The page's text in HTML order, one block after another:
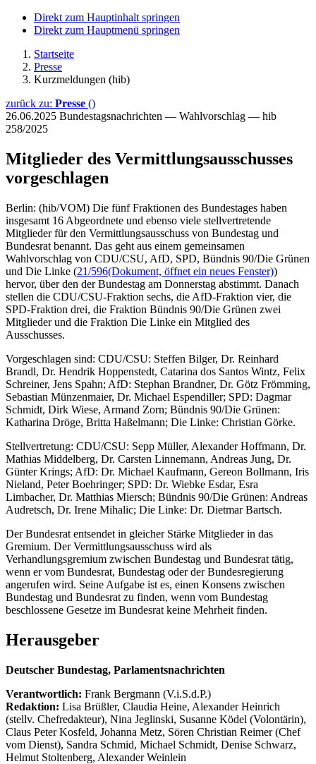
Direkt zum Hauptinhalt springen
Direkt zum Hauptmenü springen
Startseite
Presse
Kurzmeldungen (hib)
zurück zu: Presse ()
26.06.2025 Bundestagsnachrichten — Wahlvorschlag — hib
258/2025
Mitglieder des Vermittlungsausschusses
vorgeschlagen
Berlin: (hib/VOM) Die fünf Fraktionen des Bundestages haben
insgesamt 16 Abgeordnete und ebenso viele stellvertretende
Mitglieder für den Vermittlungsausschuss von Bundestag und
Bundesrat benannt. Das geht aus einem gemeinsamen
Wahlvorschlag von CDU/CSU, AfD, SPD, Bündnis 90/Die Grünen
und Die Linke (21/596(Dokument, öffnet ein neues Fenster))
hervor, über den der Bundestag am Donnerstag abstimmt. Danach
stellen die CDU/CSU-Fraktion sechs, die AfD-Fraktion vier, die
SPD-Fraktion drei, die Fraktion Bündnis 90/Die Grünen zwei
Mitglieder und die Fraktion Die Linke ein Mitglied des
Ausschusses.
Vorgeschlagen sind: CDU/CSU: Steffen Bilger, Dr. Reinhard
Brandl, Dr. Hendrik Hoppenstedt, Catarina dos Santos Wintz, Felix
Schreiner, Jens Spahn; AfD: Stephan Brandner, Dr. Götz Frömming,
Sebastian Münzenmaier, Dr. Michael Espendiller; SPD: Dagmar
Schmidt, Dirk Wiese, Armand Zorn; Bündnis 90/Die Grünen:
Katharina Dröge, Britta Haßelmann; Die Linke: Christian Görke.
Stellvertretung: CDU/CSU: Sepp Müller, Alexander Hoffmann, Dr.
Mathias Middelberg, Dr. Carsten Linnemann, Andreas Jung, Dr.
Günter Krings; AfD: Dr. Michael Kaufmann, Gereon Bollmann, Iris
Nieland, Peter Boehringer; SPD: Dr. Wiebke Esdar, Esra
Limbacher, Dr. Matthias Miersch; Bündnis 90/Die Grünen: Andreas
Audretsch, Dr. Irene Mihalic; Die Linke: Dr. Dietmar Bartsch.
Der Bundesrat entsendet in gleicher Stärke Mitglieder in das
Gremium. Der Vermittlungsausschuss wird als
Verhandlungsgremium zwischen Bundestag und Bundesrat tätig,
wenn er vom Bundesrat, Bundestag oder der Bundesregierung
angerufen wird. Seine Aufgabe ist es, einen Konsens zwischen
Bundestag und Bundesrat zu finden, wenn vom Bundestag
beschlossene Gesetze im Bundesrat keine Mehrheit finden.
Herausgeber
Deutscher Bundestag, Parlamentsnachrichten
Verantwortlich: Frank Bergmann (V.i.S.d.P.)
Redaktion: Lisa Brüßler, Claudia Heine, Alexander Heinrich
(stellv. Chefredakteur), Nina Jeglinski, Susanne Ködel (Volontärin),
Claus Peter Kosfeld, Johanna Metz, Sören Christian Reimer (Chef
vom Dienst), Sandra Schmid, Michael Schmidt, Denise Schwarz,
Helmut Stoltenberg, Alexander Weinlein